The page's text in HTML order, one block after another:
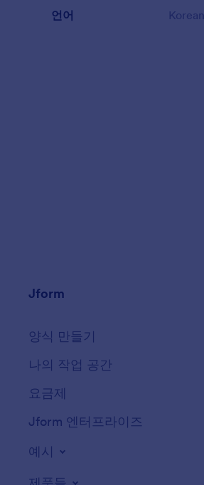
언어 Korean
Jform
양식 만들기
나의 작업 공간
요금제
Jform 엔터프라이즈
예시